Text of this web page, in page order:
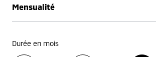
Mensualité
Durée en mois